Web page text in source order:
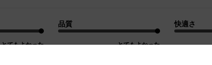
とてもよかった
品質
とてもよかった
快適さ